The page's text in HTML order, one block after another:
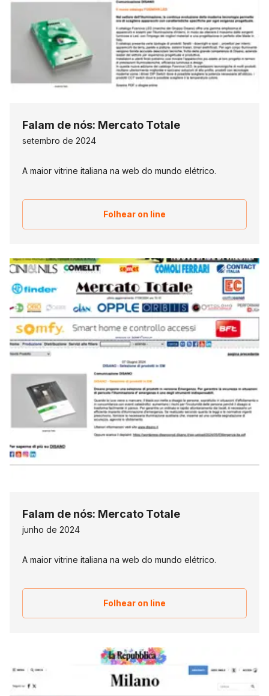
Falam de nós: Mercato Totale
setembro de 2024
A maior vitrine italiana na web do mundo elétrico.
Folhear on line
Falam de nós: Mercato Totale
junho de 2024
A maior vitrine italiana na web do mundo elétrico.
Folhear on line